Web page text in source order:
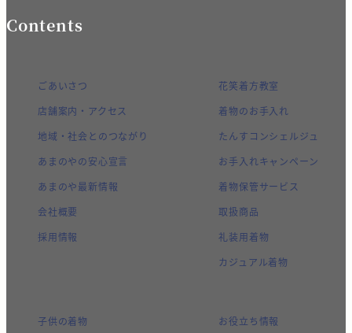
Contents
ごあいさつ
店舗案内・アクセス
地域・社会とのつながり
あまのやの安心宣言
あまのや最新情報
会社概要
採用情報
花笑着方教室
着物のお手入れ
たんすコンシェルジュ
お手入れキャンペーン
着物保管サービス
取扱商品
礼装用着物
カジュアル着物
子供の着物
お役立ち情報